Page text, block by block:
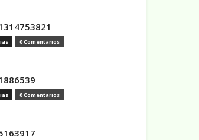
0 Comentarios
0 Comentarios